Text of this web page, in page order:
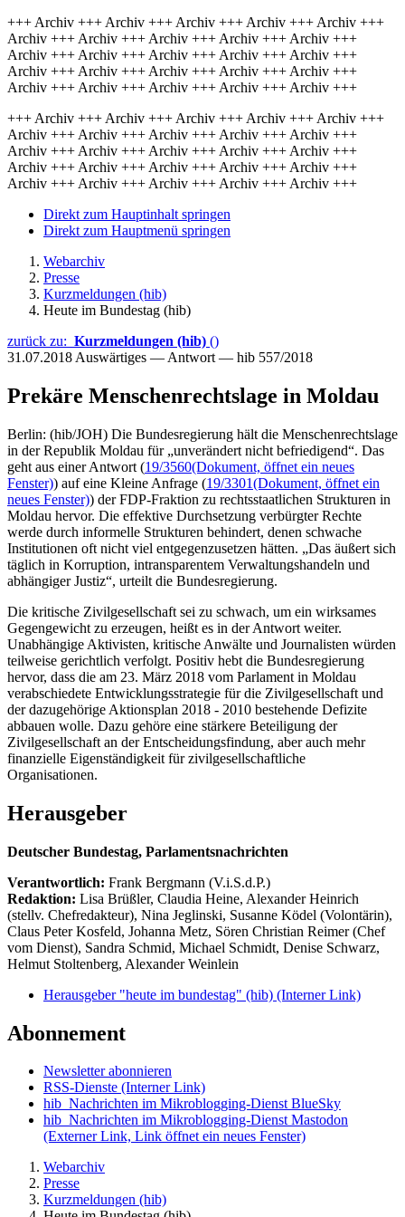
+++ Archiv +++ Archiv +++ Archiv +++ Archiv +++ Archiv +++
Archiv +++ Archiv +++ Archiv +++ Archiv +++ Archiv +++
Archiv +++ Archiv +++ Archiv +++ Archiv +++ Archiv +++
Archiv +++ Archiv +++ Archiv +++ Archiv +++ Archiv +++
Archiv +++ Archiv +++ Archiv +++ Archiv +++ Archiv +++
+++ Archiv +++ Archiv +++ Archiv +++ Archiv +++ Archiv +++
Archiv +++ Archiv +++ Archiv +++ Archiv +++ Archiv +++
Archiv +++ Archiv +++ Archiv +++ Archiv +++ Archiv +++
Archiv +++ Archiv +++ Archiv +++ Archiv +++ Archiv +++
Archiv +++ Archiv +++ Archiv +++ Archiv +++ Archiv +++
Direkt zum Hauptinhalt springen
Direkt zum Hauptmenü springen
Webarchiv
Presse
Kurzmeldungen (hib)
Heute im Bundestag (hib)
zurück zu: Kurzmeldungen (hib) ()
31.07.2018 Auswärtiges — Antwort — hib 557/2018
Prekäre Menschenrechtslage in Moldau
Berlin: (hib/JOH) Die Bundesregierung hält die Menschenrechtslage
in der Republik Moldau für „unverändert nicht befriedigend“. Das
geht aus einer Antwort (19/3560(Dokument, öffnet ein neues
Fenster)) auf eine Kleine Anfrage (19/3301(Dokument, öffnet ein
neues Fenster)) der FDP-Fraktion zu rechtsstaatlichen Strukturen in
Moldau hervor. Die effektive Durchsetzung verbürgter Rechte
werde durch informelle Strukturen behindert, denen schwache
Institutionen oft nicht viel entgegenzusetzen hätten. „Das äußert sich
täglich in Korruption, intransparentem Verwaltungshandeln und
abhängiger Justiz“, urteilt die Bundesregierung.
Die kritische Zivilgesellschaft sei zu schwach, um ein wirksames
Gegengewicht zu erzeugen, heißt es in der Antwort weiter.
Unabhängige Aktivisten, kritische Anwälte und Journalisten würden
teilweise gerichtlich verfolgt. Positiv hebt die Bundesregierung
hervor, dass die am 23. März 2018 vom Parlament in Moldau
verabschiedete Entwicklungsstrategie für die Zivilgesellschaft und
der dazugehörige Aktionsplan 2018 - 2010 bestehende Defizite
abbauen wolle. Dazu gehöre eine stärkere Beteiligung der
Zivilgesellschaft an der Entscheidungsfindung, aber auch mehr
finanzielle Eigenständigkeit für zivilgesellschaftliche
Organisationen.
Herausgeber
Deutscher Bundestag, Parlamentsnachrichten
Verantwortlich: Frank Bergmann (V.i.S.d.P.)
Redaktion: Lisa Brüßler, Claudia Heine, Alexander Heinrich
(stellv. Chefredakteur), Nina Jeglinski, Susanne Ködel (Volontärin),
Claus Peter Kosfeld, Johanna Metz, Sören Christian Reimer (Chef
vom Dienst), Sandra Schmid, Michael Schmidt, Denise Schwarz,
Helmut Stoltenberg, Alexander Weinlein
Herausgeber "heute im bundestag" (hib) (Interner Link)
Abonnement
Newsletter abonnieren
RSS-Dienste (Interner Link)
hib_Nachrichten im Mikroblogging-Dienst BlueSky
hib_Nachrichten im Mikroblogging-Dienst Mastodon
(Externer Link, Link öffnet ein neues Fenster)
Webarchiv
Presse
Kurzmeldungen (hib)